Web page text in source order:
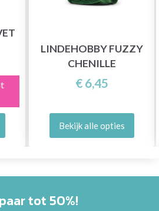
LINDEHOBBY FUZZY
CHENILLE
€ 6,45
Bekijk alle opties
tot 50%!